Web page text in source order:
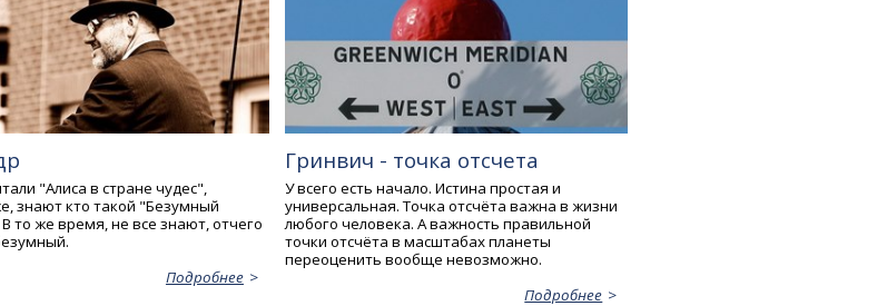
"Алиса в стране чудес",
знают кто такой "Безумный
то же время, не все знают, отчего
Подробнее
Гринвич - точка отсчета
У всего есть начало. Истина простая и
универсальная. Точка отсчёта важна в жизни
любого человека. А важность правильной
точки отсчёта в масштабах планеты
переоценить вообще невозможно.
Подробнее